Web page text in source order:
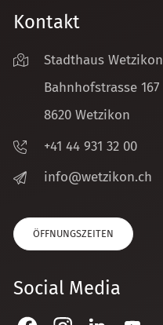
Kontakt
Stadthaus Wetzikon
Bahnhofstrasse 167
8620 Wetzikon
+41 44 931 32 00
nf
w tz k n ch
ÖFFNUNGSZEITEN
Social Media